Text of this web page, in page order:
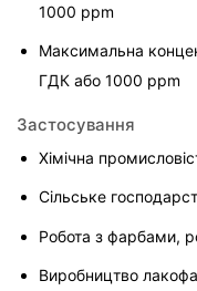
1000 ppm
Максимальна
ГДК або 1000 ppm
Застосування
Хімічна
Сільське
Робота з фарбами,
Виробництво